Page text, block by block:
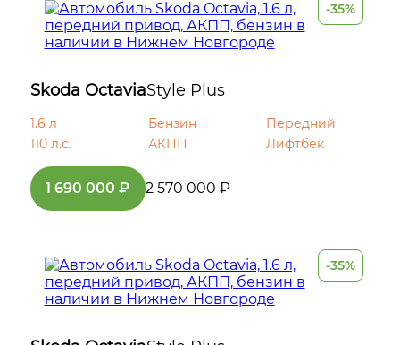
-35%
Skoda OctaviaStyle Plus
1.6 л Бензин
Передний
110 л.с.
АКПП Лифтбек
1 690 000 ₽ 2 570 000 ₽
-35%